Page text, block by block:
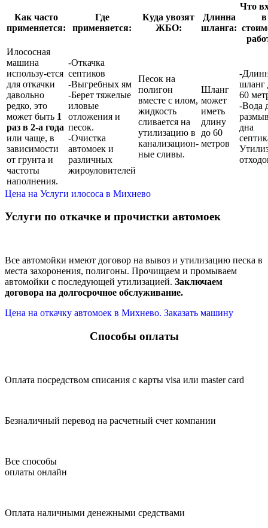
Как часто
применяется:
Где
применяется:
Куда увозят
ЖБО:
Длинна
шланга:
Что
в
Илососная
машина
использу-ется
для откачки
давольно
редко, это
может быть 1
раз в 2-а года
или чаще, в
зависимости
от грунта и
частоты
наполнения.
-Откачка
септиков
-Выгребных ям
-Берет тяжелые
иловые
отложения и
песок.
-Очистка
автомоек и
различных
жироуловителей
Песок на
полигон
вместе с илом,
жидкость
сливается на
утилизацию в
канализацион-
ные сливы.
Шланг
может
иметь
длину
до 60
метров
-
шланг
60
-Вода
дна
Цена на Услуги илососа в Михнево
Услуги по откачке и прочистки автомоек
Все автомойки имеют договор на вывоз и утилизацию песка в
места захоронения, полигоны. Прочищаем и промываем
автомойки с последующей утилизацией. Заключаем
договора на долгосрочное обслуживание.
Цена на откачку автомоек в Михнево. Заказать машину
Способы оплаты
Оплата посредством списания с карты visa или master card
Безналичный перевод на расчетный счет компании
Все способы
оплаты онлайн
Оплата наличными денежными средствами